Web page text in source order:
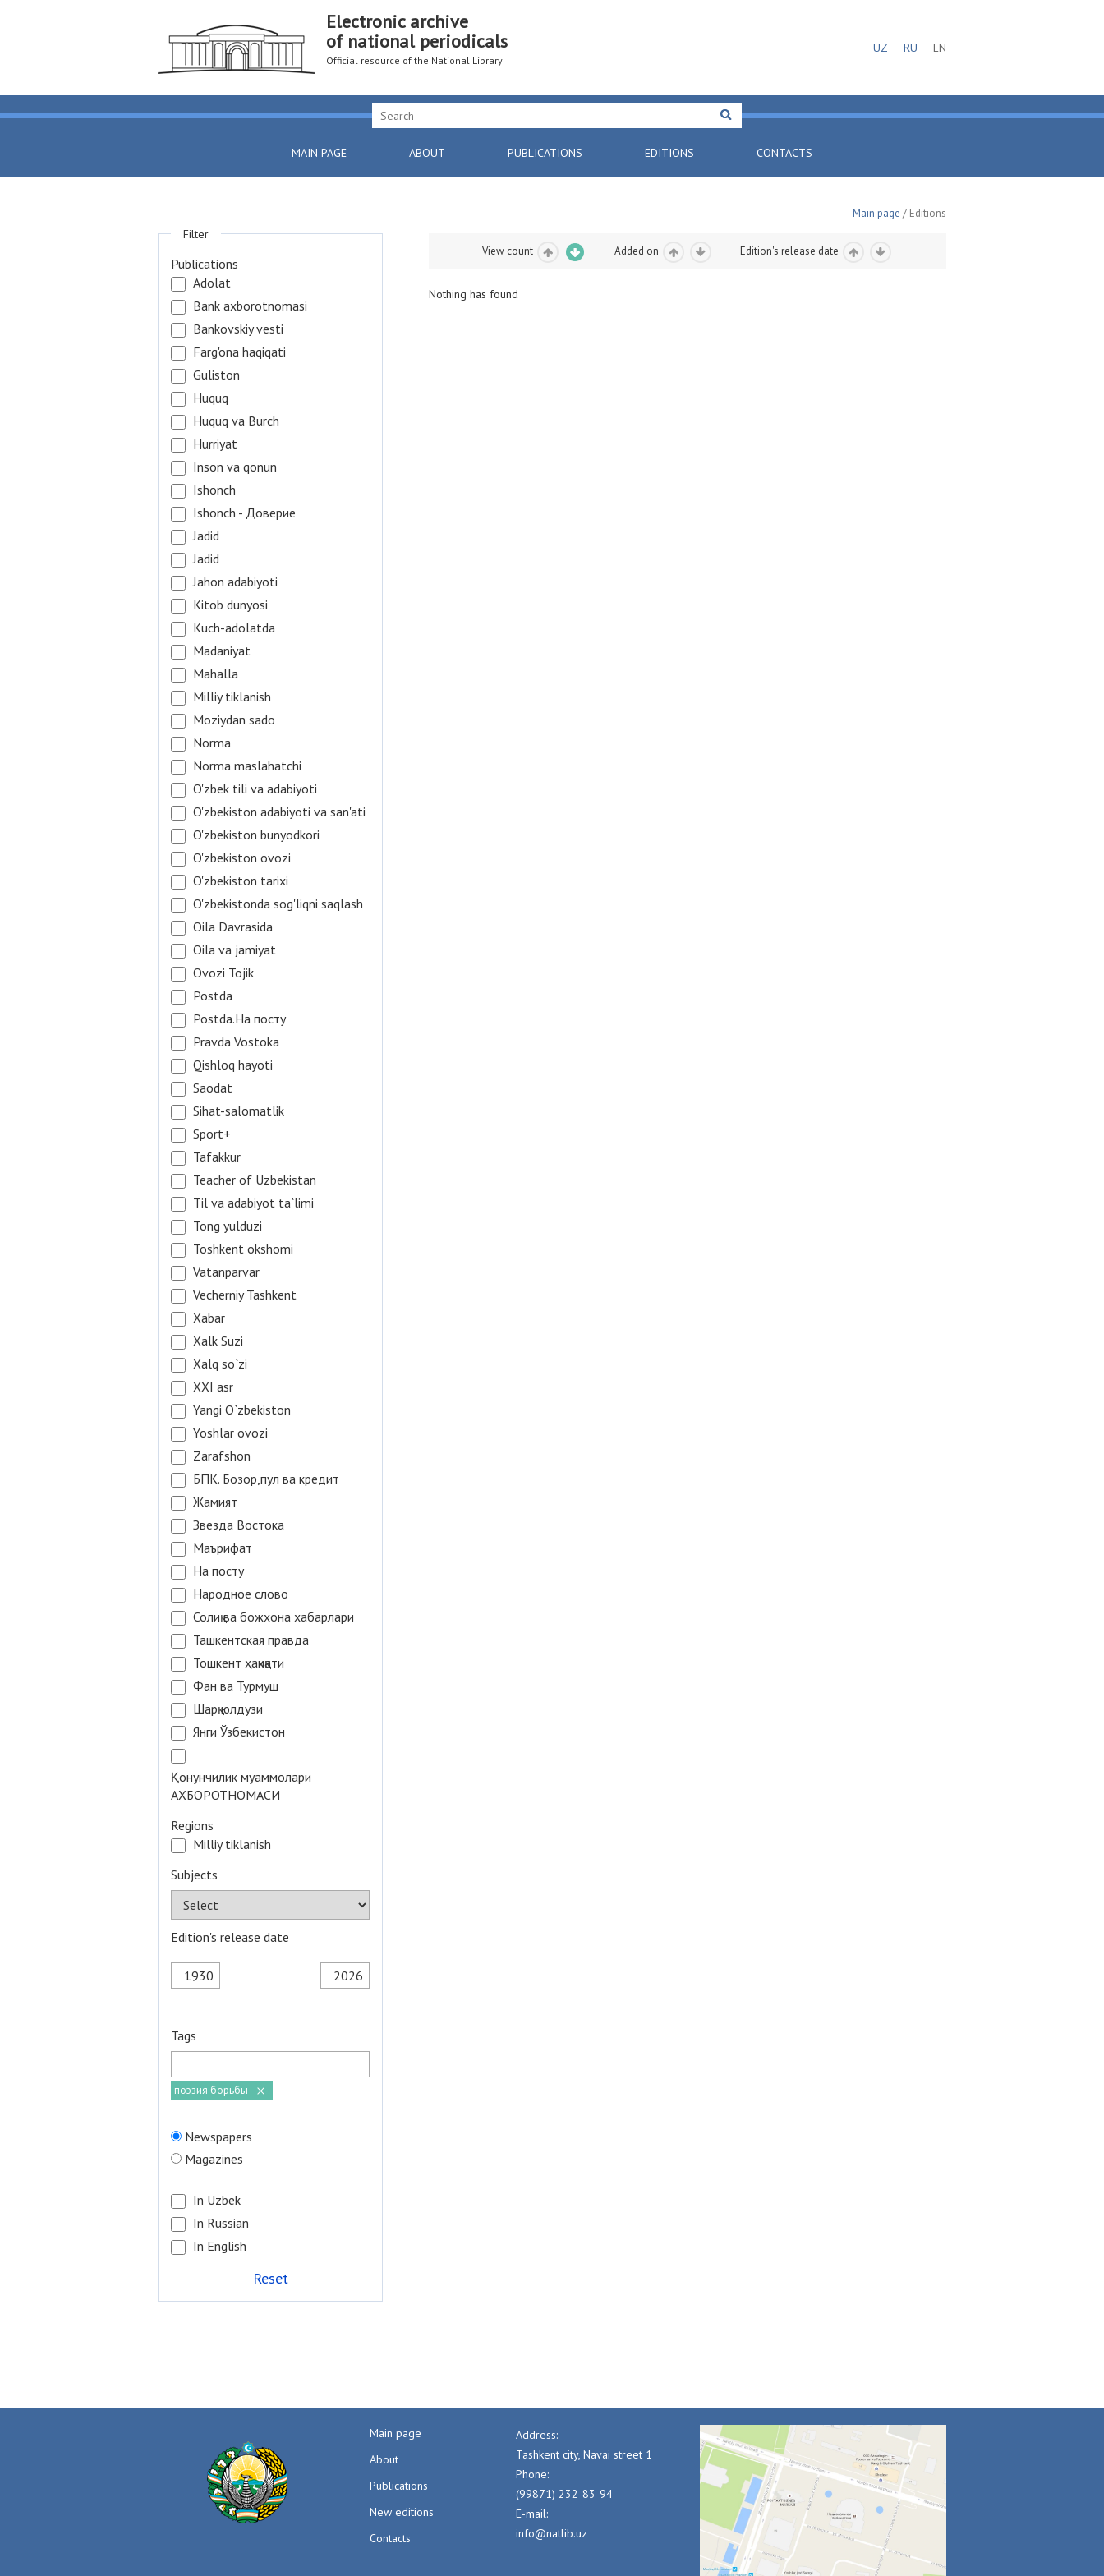
Electronic archive
of national periodicals
Official resource of the National Library
UZ RU EN
MAIN PAGE ABOUT PUBLICATIONS EDITIONS CONTACTS
Main page / Editions
View count Added on Edition's release date
Nothing has found
Filter
Publications
Adolat
Bank axborotnomasi
Bankovskiy vesti
Farg'ona haqiqati
Guliston
Huquq
Huquq va Burch
Hurriyat
Inson va qonun
Ishonch
Ishonch - Доверие
Jadid
Jadid
Jahon adabiyoti
Kitob dunyosi
Kuch-adolatda
Madaniyat
Mahalla
Milliy tiklanish
Moziydan sado
Norma
Norma maslahatchi
O'zbek tili va adabiyoti
O'zbekiston adabiyoti va san'ati
O'zbekiston bunyodkori
O'zbekiston ovozi
O'zbekiston tarixi
O'zbekistonda sog'liqni saqlash
Oila Davrasida
Oila va jamiyat
Ovozi Tojik
Postda
Postda.На посту
Pravda Vostoka
Qishloq hayoti
Saodat
Sihat-salomatlik
Sport+
Tafakkur
Teacher of Uzbekistan
Til va adabiyot ta`limi
Tong yulduzi
Toshkent okshomi
Vatanparvar
Vecherniy Tashkent
Xabar
Xalk Suzi
Xalq so`zi
XXI asr
Yangi O`zbekiston
Yoshlar ovozi
Zarafshon
БПК. Бозор,пул ва кредит
Жамият
Звезда Востока
Маърифат
На посту
Народное слово
Солиқ ва божхона хабарлари
Ташкентская правда
Тошкент ҳақиқати
Фан ва Турмуш
Шарқ юлдузи
Янги Ўзбекистон
Қонунчилик муаммолари
АХБОРОТНОМАСИ
Regions
Milliy tiklanish
Subjects
Edition's release date
Tags
поэзия борьбы
Newspapers
Magazines
In Uzbek
In Russian
In English
Reset
Main page
About
Publications
New editions
Contacts
Address:
Tashkent city, Navai street 1
Phone:
(99871) 232-83-94
E-mail:
info@natlib.uz